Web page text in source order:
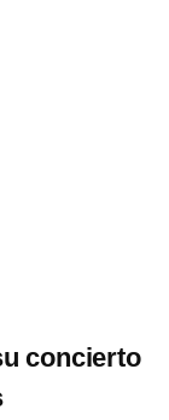
concierto